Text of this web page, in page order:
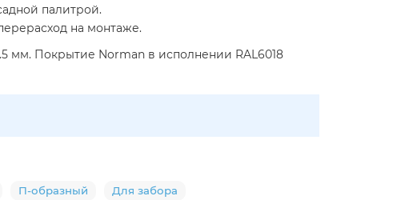
палитрой.
на монтаже.
мм. Покрытие Norman в исполнении RAL6018
П-образный Для забора